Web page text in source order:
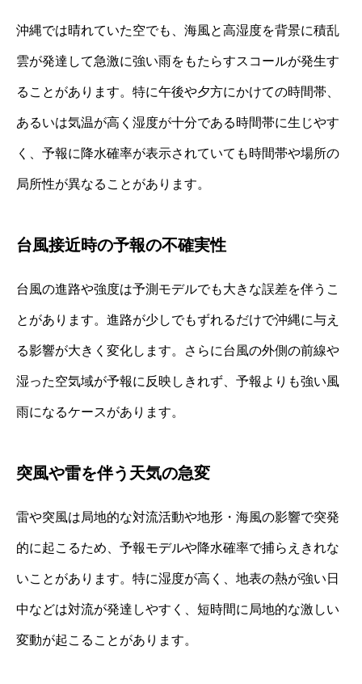
沖縄では晴れていた空でも、海風と高湿度を背景に積乱
雲が発達して急激に強い雨をもたらすスコールが発生す
ることがあります。特に午後や夕方にかけての時間帯、
あるいは気温が高く湿度が十分である時間帯に生じやす
く、予報に降水確率が表示されていても時間帯や場所の
局所性が異なることがあります。
台風接近時の予報の不確実性
台風の進路や強度は予測モデルでも大きな誤差を伴うこ
とがあります。進路が少しでもずれるだけで沖縄に与え
る影響が大きく変化します。さらに台風の外側の前線や
湿った空気域が予報に反映しきれず、予報よりも強い風
雨になるケースがあります。
突風や雷を伴う天気の急変
雷や突風は局地的な対流活動や地形・海風の影響で突発
的に起こるため、予報モデルや降水確率で捕らえきれな
いことがあります。特に湿度が高く、地表の熱が強い日
中などは対流が発達しやすく、短時間に局地的な激しい
変動が起こることがあります。